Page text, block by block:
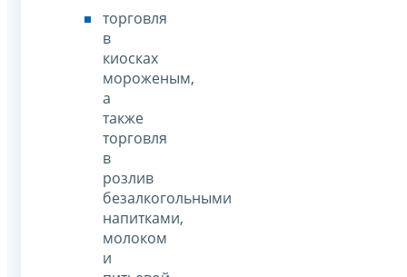
торговля
в
киосках
мороженым,
а
также
торговля
в
розлив
безалкогольными
напитками,
молоком
и